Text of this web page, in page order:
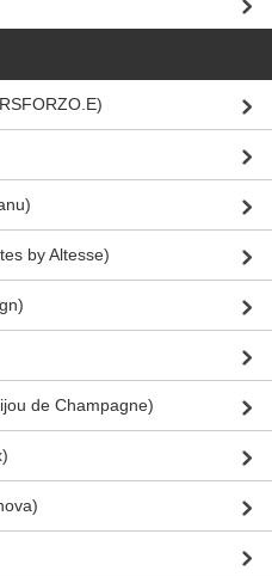
by Altesse)
de Champagne)